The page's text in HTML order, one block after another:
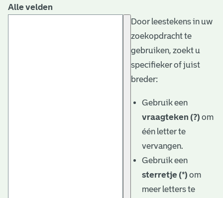
Alle velden
Door leestekens in uw
zoekopdracht te
gebruiken, zoekt u
specifieker of juist
breder:
Gebruik een
vraagteken (?) om
één letter te
vervangen.
Gebruik een
sterretje (*) om
meer letters te